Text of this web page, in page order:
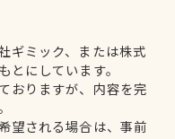
ギミック、または株式
にしています。
おりますが、内容を完
望される場合は、事前